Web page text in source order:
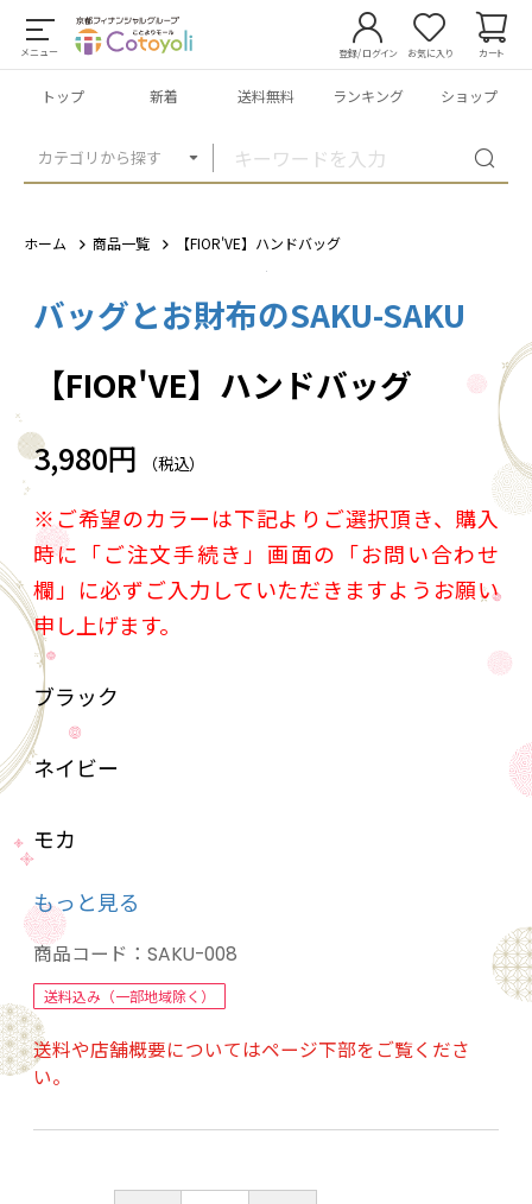
メニュー
カテゴリから探す
登録/ログイン お気に入り カート
トップ 新着 送料無料 ランキング ショップ
ホーム 商品一覧 【FIOR'VE】ハンドバッグ
1
バッグとお財布のSAKU-SAKU
【FIOR'VE】ハンドバッグ
3,980円 （税込）
※ご希望のカラーは下記よりご選択頂き、購入
時に「ご注文手続き」画面の「お問い合わせ
欄」に必ずご入力していただきますようお願い
申し上げます。
ブラック
ネイビー
モカ
アメジスト
もっと見る
商品コード： SAKU-008
送料込み（一部地域除く）
送料や店舗概要についてはページ下部をご覧くださ
い。